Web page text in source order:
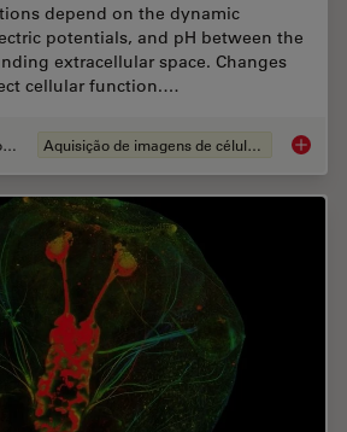
depend on the dynamic
potentials, and pH between the
extracellular space. Changes
cellular function.…
Tutorial Aquisição de imagens de células vivas